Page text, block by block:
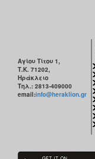
Αγίου Τίτου 1,
Τ.Κ. 71202,
Ηράκλειο
Τηλ.: 2813-409000
email:info@heraklion.gr